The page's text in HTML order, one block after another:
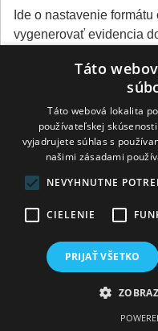
Ide o nastavenie
vygenerovať evidencia
Na výber máte z dvoch
klasický formát
30 minút = 7:30)
Táto
Táto webová lokalita
používateľskej
vyjadrujete súhlas s
našimi zásadami
NEVYHNUTNE
CIELENIE
PRIJAŤ VŠETKO